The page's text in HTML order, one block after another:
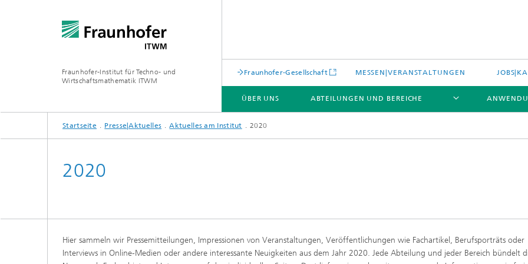
Fraunhofer-Institut für Techno- und
Wirtschaftsmathematik ITWM
Fraunhofer-Gesellschaft MESSEN|VERANSTALTUNGEN
ÜBER UNS ABTEILUNGEN UND BEREICHE
ABTEILUNGEN UND BEREICHE
Aktuelles
Produkte und Leistungen
Produkte und Leistungen
Digitale Umgebungsdaten
Leistungen und Produkte
Energieerzeugung und -verteilung
und Materialien«
ANWENDUNGSFELDER
PRESSE|AKTUELLES
Startseite Presse|Aktuelles Aktuelles am Institut 2020
2020
Hier sammeln wir Pressemitteilungen, Impressionen von Veranstaltungen, Veröffentlichungen wie Fachartikel, Berufsporträts oder
Interviews in Online-Medien oder andere interessante Neuigkeiten aus dem Jahr 2020. Jede Abteilung und jeder Bereich bündelt